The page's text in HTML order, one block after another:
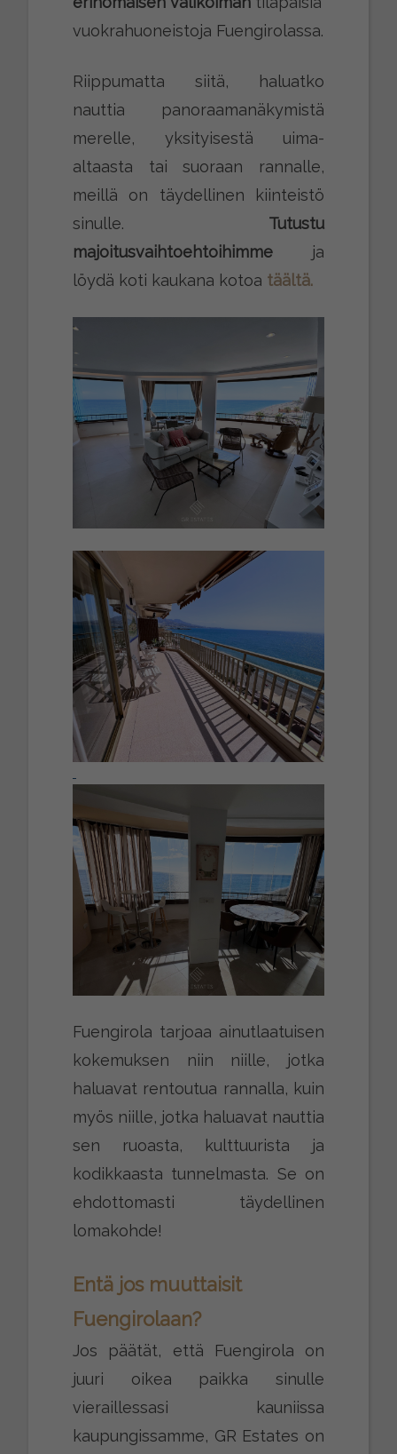
vuokrahuoneistoja Fuengirolassa.
Riippumatta siitä, haluatko
nauttia panoraamanäkymistä
merelle, yksityisestä uima-
altaasta tai suoraan rannalle,
meillä on täydellinen kiinteistö
sinulle. Tutustu
majoitusvaihtoehtoihimmeja
löydä koti kaukana kotoa täältä.
Fuengirola tarjoaa ainutlaatuisen
kokemuksen niin niille, jotka
haluavat rentoutua rannalla, kuin
myös niille, jotka haluavat nauttia
sen ruoasta, kulttuurista ja
kodikkaasta tunnelmasta. Se on
ehdottomasti täydellinen
lomakohde!
Entä jos muuttaisit
Fuengirolaan?
Jos päätät, että Fuengirola on
juuri oikea paikka sinulle
vieraillessasi kauniissa
kaupungissamme, GR Estates on